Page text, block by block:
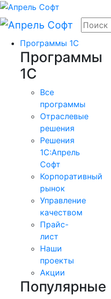
Программы 1С
Программы
1С
Все
программы
Отраслевые
решения
Решения
1C:Апрель
Софт
Корпоративный
рынок
Управление
качеством
Прайс-
лист
Наши
проекты
Акции
Популярные